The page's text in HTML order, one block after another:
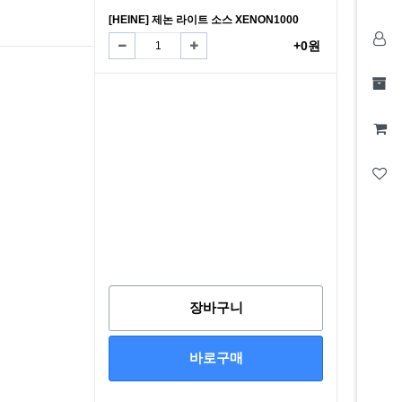
[HEINE] 제논 라이트 소스 XENON1000
+0원
장바구니
바로구매